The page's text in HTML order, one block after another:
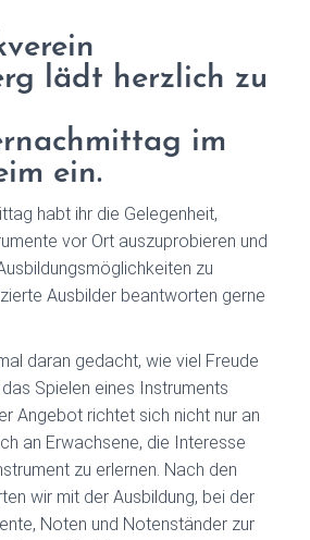
lädt herzlich zu
im
ein.
habt ihr die Gelegenheit,
vor Ort auszuprobieren und
zu
Ausbilder beantworten gerne
daran gedacht, wie viel Freude
Spielen eines Instruments
Angebot richtet sich nicht nur an
an Erwachsene, die Interesse
zu erlernen. Nach den
wir mit der Ausbildung, bei der
Noten und Notenständer zur